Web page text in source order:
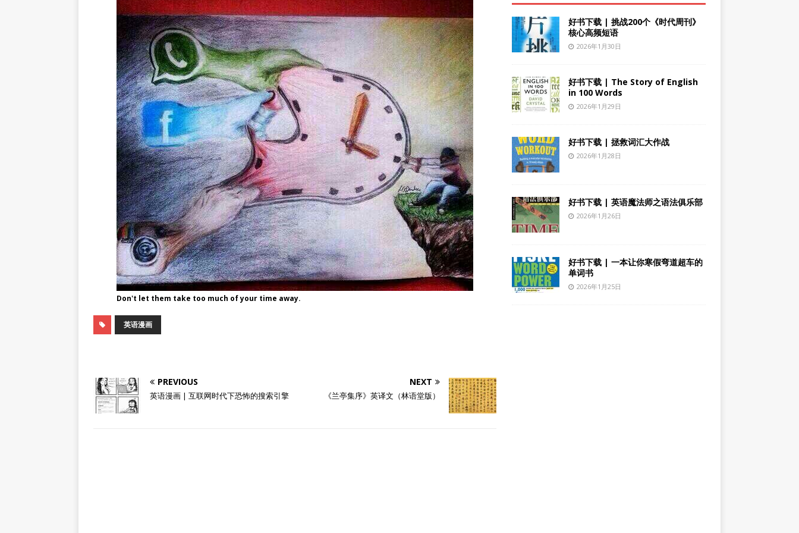
Don't let them take too much of your time away.
英语漫画
PREVIOUS
英语漫画 | 互联网时代下恐怖的搜索引擎
NEXT
《兰亭集序》英译文（林语堂版）
好书下载 | 挑战200个《时代周刊》
核心高频短语
2026年1月30日
好书下载 | The Story of English
in 100 Words
2026年1月29日
好书下载 | 拯救词汇大作战
2026年1月28日
好书下载 | 英语魔法师之语法俱乐部
2026年1月26日
好书下载 | 一本让你寒假弯道超车的
单词书
2026年1月25日